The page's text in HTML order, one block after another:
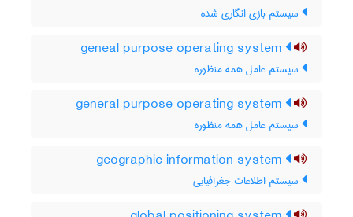
سیستم بازی انگاری شده
سیستم عامل همه منظوره
سیستم عامل همه منظوره
سیستم اطلاعات جغرافیایی